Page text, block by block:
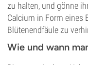
zu halten, und gönne
Calcium in Form eines
Blütenendfäule zu
Wie und wann